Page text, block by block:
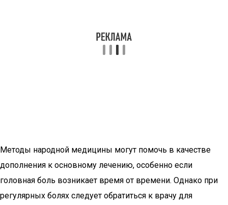
Методы народной медицины могут помочь в качестве
дополнения к основному лечению, особенно если
головная боль возникает время от времени. Однако при
регулярных болях следует обратиться к врачу для